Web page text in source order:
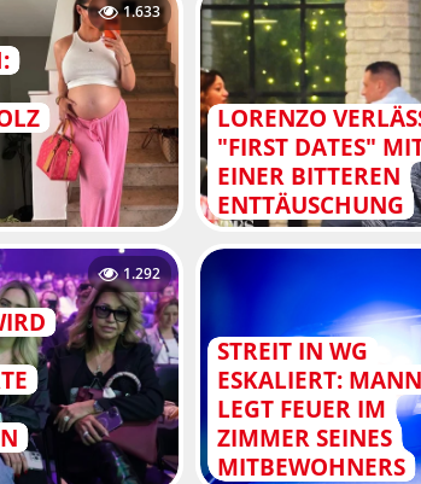
1.633
LORENZO
"FIRST DATES"
EINER BITTEREN
ENTTÄUSCHUNG
1.292
STREIT IN WG
ESKALIERT: MANN
LEGT FEUER IM
ZIMMER SEINES
MITBEWOHNERS